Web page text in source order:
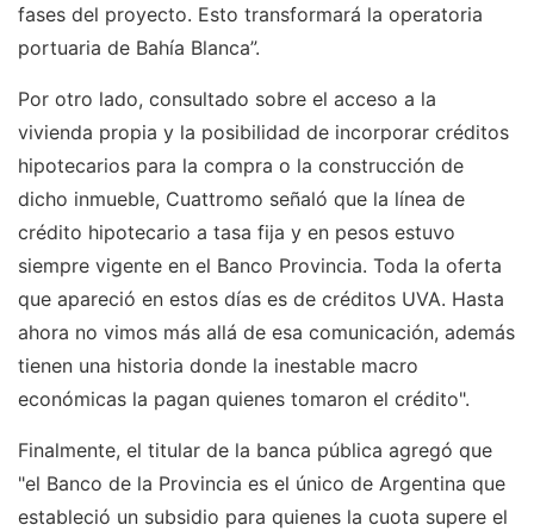
fases del proyecto. Esto transformará la operatoria
portuaria de Bahía Blanca”.
Por otro lado, consultado sobre el acceso a la
vivienda propia y la posibilidad de incorporar créditos
hipotecarios para la compra o la construcción de
dicho inmueble, Cuattromo señaló que la línea de
crédito hipotecario a tasa fija y en pesos estuvo
siempre vigente en el Banco Provincia. Toda la oferta
que apareció en estos días es de créditos UVA. Hasta
ahora no vimos más allá de esa comunicación, además
tienen una historia donde la inestable macro
económicas la pagan quienes tomaron el crédito".
Finalmente, el titular de la banca pública agregó que
"el Banco de la Provincia es el único de Argentina que
estableció un subsidio para quienes la cuota supere el